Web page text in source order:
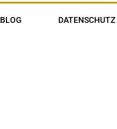
BLOG DATENSCHUTZ